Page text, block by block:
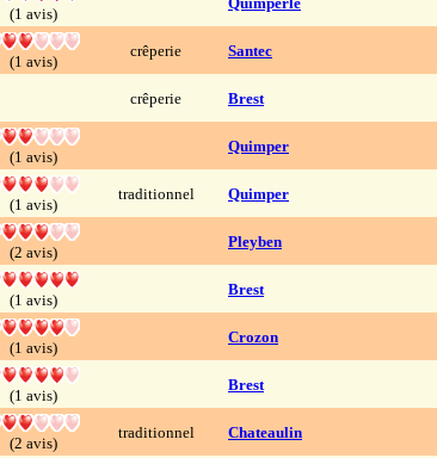
(1 avis)
(1 avis)
crêperie Santec
crêperie Brest
(1 avis)
Quimper
(1 avis)
traditionnel Quimper
(2 avis)
Pleyben
(1 avis)
Brest
(1 avis)
Crozon
(1 avis)
Brest
(2 avis)
traditionnel Chateaulin